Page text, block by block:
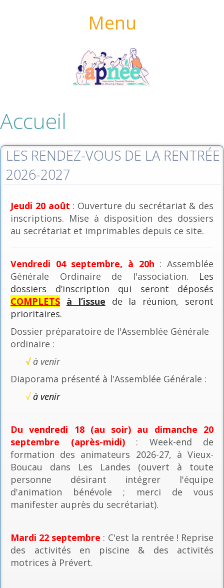
Menu
Accueil
LES RENDEZ-VOUS DE LA RENTRÉE
2026-2027
Jeudi 20 août : Ouverture du secrétariat & des
inscriptions. Mise à disposition des dossiers
au secrétariat et imprimables depuis ce site.
Vendredi 04 septembre, à 20h : Assemblée
Générale Ordinaire de l'association. Les
dossiers d’inscription qui seront déposés
COMPLETS à l’issue de la réunion, seront
prioritaires.
Dossier préparatoire de l'Assemblée Générale
ordinaire :
√ à venir
Diaporama présenté à l'Assemblée Générale :
√à venir
Du vendredi 18 (au soir) au dimanche 20
septembre (après-midi): Week-end de
formation des animateurs 2026-27, à Vieux-
Boucau dans Les Landes (ouvert à toute
personne désirant intégrer l'équipe
d'animation bénévole ; merci de vous
manifester auprès du secrétariat).
Mardi 22 septembre : C'est la rentrée ! Reprise
des activités en piscine & des activités
motrices à Prévert.